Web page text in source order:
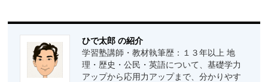
ひで太郎 の紹介
学習塾講師・教材執筆歴：１３年以上 地
理・歴史・公民・英語について、基礎学力
アップから応用力アップまで、分かりやす